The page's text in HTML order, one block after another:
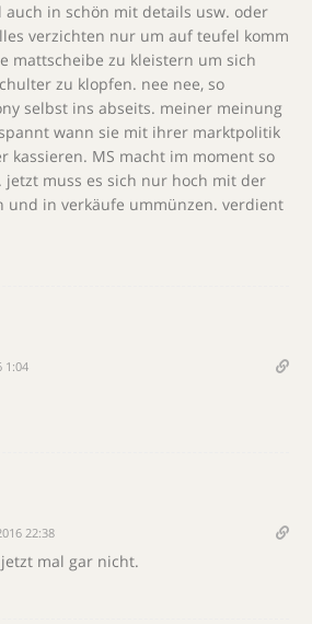
auch in schön mit details usw. oder
verzichten nur um auf teufel komm
mattscheibe zu kleistern um sich
zu klopfen. nee nee, so
selbst ins abseits. meiner meinung
wann sie mit ihrer marktpolitik
kassieren. MS macht im moment so
jetzt muss es sich nur hoch mit der
und in verkäufe ummünzen. verdient
1:04
22:38
mal gar nicht.